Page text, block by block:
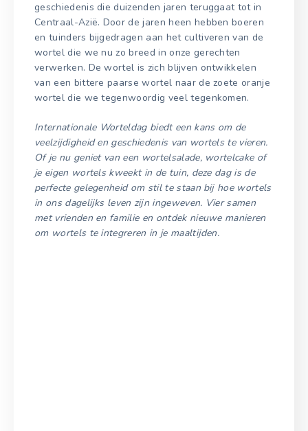
geschiedenis die duizenden jaren teruggaat tot in
Centraal-Azië. Door de jaren heen hebben boeren
en tuinders bijgedragen aan het cultiveren van de
wortel die we nu zo breed in onze gerechten
verwerken. De wortel is zich blijven ontwikkelen
van een bittere paarse wortel naar de zoete oranje
wortel die we tegenwoordig veel tegenkomen.
Internationale Worteldag biedt een kans om de
veelzijdigheid en geschiedenis van wortels te vieren.
Of je nu geniet van een wortelsalade, wortelcake of
je eigen wortels kweekt in de tuin, deze dag is de
perfecte gelegenheid om stil te staan bij hoe wortels
in ons dagelijks leven zijn ingeweven. Vier samen
met vrienden en familie en ontdek nieuwe manieren
om wortels te integreren in je maaltijden.